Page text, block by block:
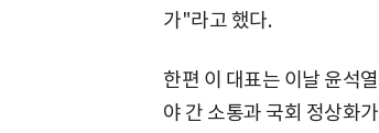
가"라고 했다.
한편 이 대표는 이날 윤석
야 간 소통과 국회 정상화